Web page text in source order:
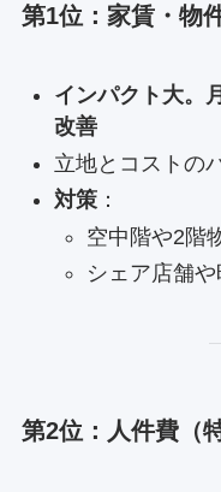
第1位：家賃・物
インパクト大。
改善
立地とコストの
対策：
空中階や2階
シェア店舗
第2位：人件費（